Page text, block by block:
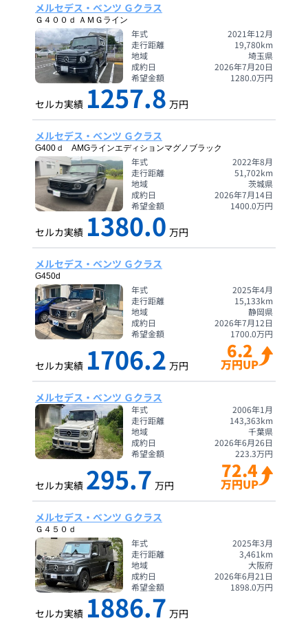
メルセデス・ベンツ Ｇクラス
Ｇ４００ｄ ＡＭＧライン
年式
2021年12月
走行距離
19,780km
地域
埼玉県
成約日
2026年7月20日
希望金額
1280.0万円
セルカ実績 1257.8 万円
メルセデス・ベンツ Ｇクラス
G400ｄ AMGラインエディションマグノブラック
年式
2022年8月
走行距離
51,702km
地域
茨城県
成約日
2026年7月14日
希望金額
1400.0万円
セルカ実績 1380.0 万円
メルセデス・ベンツ Ｇクラス
G450d
年式
2025年4月
走行距離
15,133km
地域
静岡県
成約日
2026年7月12日
希望金額
1700.0万円
セルカ実績 1706.2 万円
6.2
万円UP
メルセデス・ベンツ Ｇクラス
年式
2006年1月
走行距離
143,363km
地域
千葉県
成約日
2026年6月26日
希望金額
223.3万円
セルカ実績 295.7 万円
72.4
万円UP
メルセデス・ベンツ Ｇクラス
Ｇ４５０ｄ
年式
2025年3月
走行距離
3,461 km
地域
大阪府
成約日
2026年6月21日
希望金額
1898.0万円
セルカ実績 1886.7 万円